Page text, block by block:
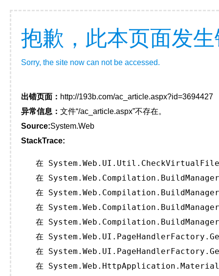
抱歉，此本页面发
Sorry, the site now can not be accessed.
出错页面： http://193b.com/ac_article.aspx?id=3694427
异常信息： 文件“/ac_article.aspx”不存在。
Source:System.Web
StackTrace:
在
在
在
在
在
在
在
在